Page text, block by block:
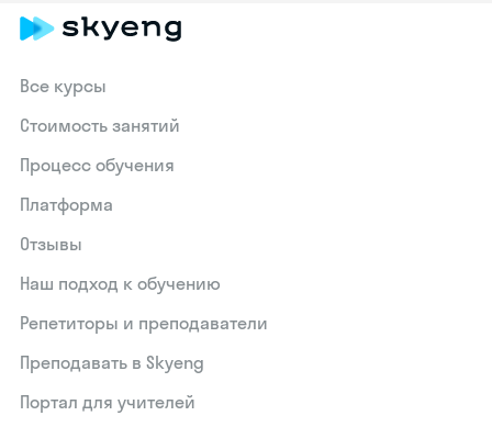
Все курсы
Стоимость занятий
Процесс обучения
Платформа
Отзывы
Наш подход к обучению
Репетиторы и преподаватели
Преподавать в Skyeng
Портал для учителей